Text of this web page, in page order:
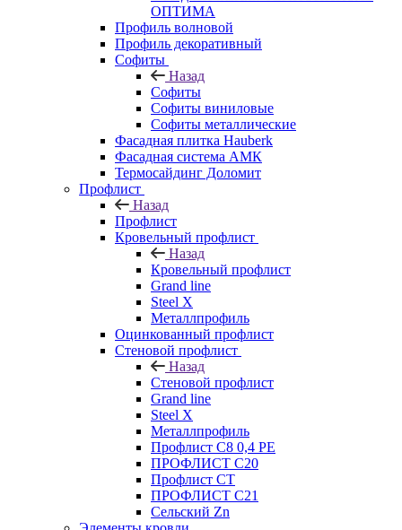
ОПТИМА
Профиль волновой
Профиль декоративный
Софиты
Назад
Софиты
Софиты виниловые
Софиты металлические
Фасадная плитка Hauberk
Фасадная система АМК
Термосайдинг Доломит
Профлист
Назад
Профлист
Кровельный профлист
Назад
Кровельный профлист
Grand line
Steel X
Металлпрофиль
Оцинкованный профлист
Стеновой профлист
Назад
Стеновой профлист
Grand line
Steel X
Металлпрофиль
Профлист С8 0,4 РЕ
ПРОФЛИСТ С20
Профлист СТ
ПРОФЛИСТ С21
Сельский Zn